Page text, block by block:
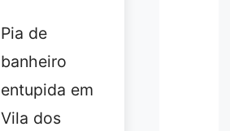
Pia de
banheiro
entupida em
Vila dos